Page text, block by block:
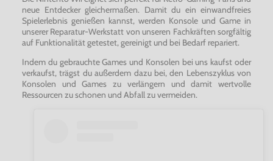
neue Entdecker gleichermaßen. Damit du ein einwandfreies
Spielerlebnis genießen kannst, werden Konsole und Game in
unserer Reparatur-Werkstatt von unseren Fachkräften sorgfältig
auf Funktionalität getestet, gereinigt und bei Bedarf repariert.
Indem du gebrauchte Games und Konsolen bei uns kaufst oder
verkaufst, trägst du außerdem dazu bei, den Lebenszyklus von
Konsolen und Games zu verlängern und damit wertvolle
Ressourcen zu schonen und Abfall zu vermeiden.